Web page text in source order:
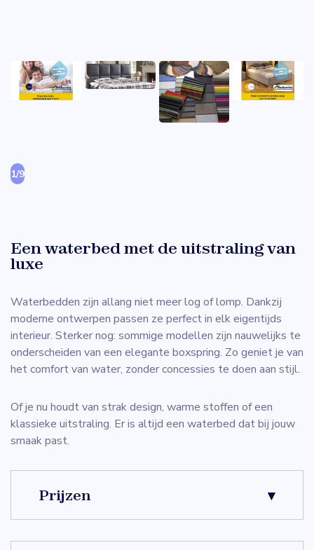
1/9
Een waterbed met de uitstraling van
luxe
Waterbedden zijn allang niet meer log of lomp. Dankzij
moderne ontwerpen passen ze perfect in elk eigentijds
interieur. Sterker nog: sommige modellen zijn nauwelijks te
onderscheiden van een elegante boxspring. Zo geniet je van
het comfort van water, zonder concessies te doen aan stijl.
Of je nu houdt van strak design, warme stoffen of een
klassieke uitstraling. Er is altijd een waterbed dat bij jouw
smaak past.
Prijzen
slaapcomfort tot uitstraling.